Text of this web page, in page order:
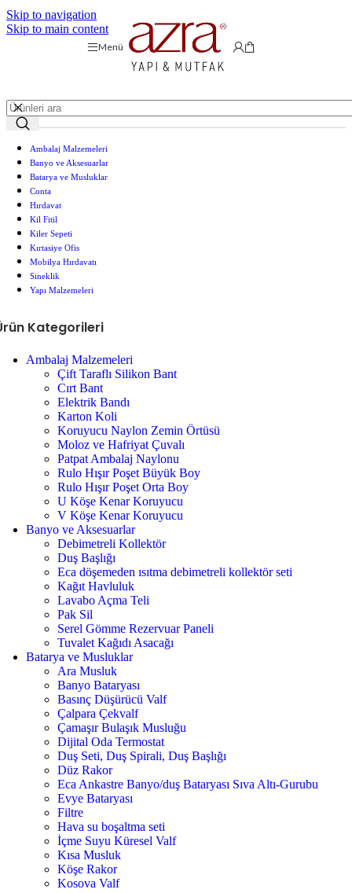
Skip to navigation
Skip to main content
Menü
Ambalaj Malzemeleri
Banyo ve Aksesuarlar
Batarya ve Musluklar
Conta
Hırdavat
Kil Fitil
Kiler Sepeti
Kırtasiye Ofis
Mobilya Hırdavatı
Sineklik
Yapı Malzemeleri
Kategorileri
Ambalaj Malzemeleri
Çift Taraflı Silikon Bant
Cırt Bant
Elektrik Bandı
Karton Koli
Koruyucu Naylon Zemin Örtüsü
Moloz ve Hafriyat Çuvalı
Patpat Ambalaj Naylonu
Rulo Hışır Poşet Büyük Boy
Rulo Hışır Poşet Orta Boy
U Köşe Kenar Koruyucu
V Köşe Kenar Koruyucu
Banyo ve Aksesuarlar
Debimetreli Kollektör
Duş Başlığı
Eca döşemeden ısıtma debimetreli kollektör seti
Kağıt Havluluk
Lavabo Açma Teli
Pak Sil
Serel Gömme Rezervuar Paneli
Tuvalet Kağıdı Asacağı
Batarya ve Musluklar
Ara Musluk
Banyo Bataryası
Basınç Düşürücü Valf
Çalpara Çekvalf
Çamaşır Bulaşık Musluğu
Dijital Oda Termostat
Duş Seti, Duş Spirali, Duş Başlığı
Düz Rakor
Eca Ankastre Banyo/duş Bataryası Sıva Altı-Gurubu
Evye Bataryası
Filtre
Hava su boşaltma seti
İçme Suyu Küresel Valf
Kısa Musluk
Köşe Rakor
Kosova Valf